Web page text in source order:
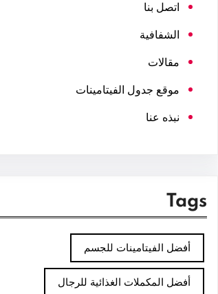
اتصل بنا
الشفافية
مقالات
موقع جدول الفيتامينات
نبذه عنا
Tags
أفضل الفيتامينات للجسم
أفضل المكملات الغذائية للرجال